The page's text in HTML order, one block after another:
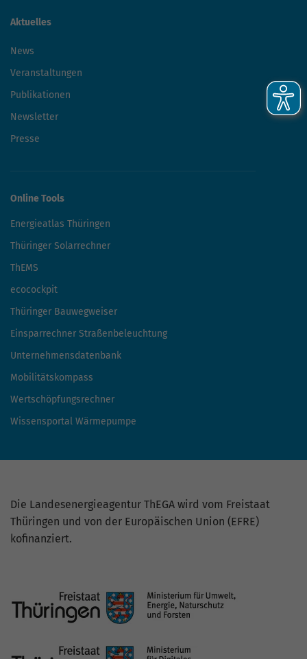
Aktuelles
News
Veranstaltungen
Publikationen
Newsletter
Presse
Online Tools
Energieatlas Thüringen
Thüringer Solarrechner
ThEMS
ecocockpit
Thüringer Bauwegweiser
Einsparrechner Straßenbeleuchtung
Unternehmensdatenbank
Mobilitätskompass
Wertschöpfungsrechner
Wissensportal Wärmepumpe
Die Landesenergieagentur ThEGA wird vom Freistaat
Thüringen und von der Europäischen Union (EFRE)
kofinanziert.